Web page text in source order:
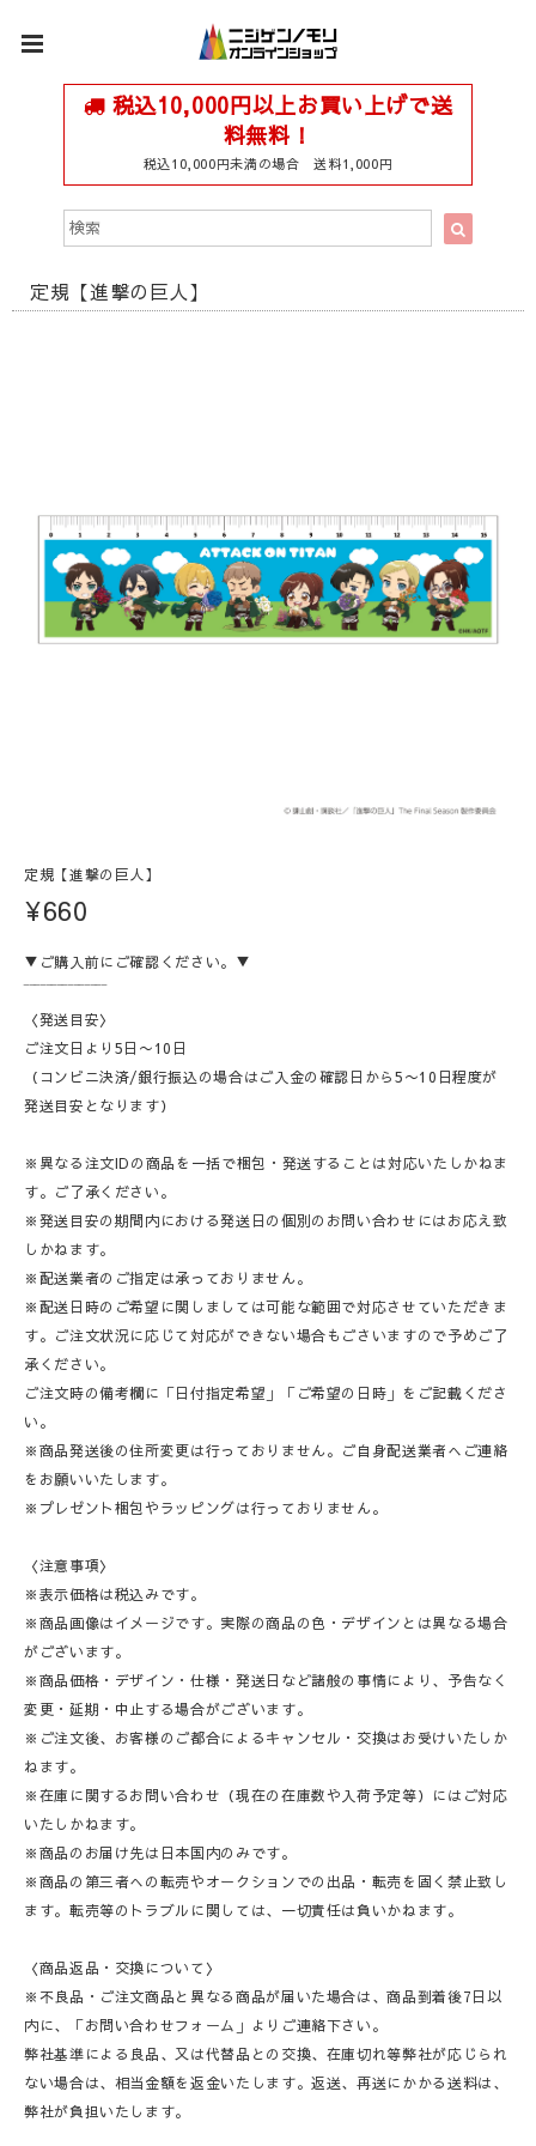
税込10,000円以上お買い上げで送
料無料！
税込10,000円未満の場合 送料1,000円
定規【進撃の巨人】
定規【進撃の巨人】
¥660
▼ご購入前にご確認ください。▼
‾‾‾‾‾‾‾‾‾‾‾‾‾‾‾
〈発送目安〉
ご注文日より5日〜10日
（コンビニ決済/銀行振込の場合はご入金の確認日から5〜10日程度が
発送目安となります）
※異なる注文IDの商品を一括で梱包・発送することは対応いたしかねま
す。ご了承ください。
※発送目安の期間内における発送日の個別のお問い合わせにはお応え致
しかねます。
※配送業者のご指定は承っておりません。
※配送日時のご希望に関しましては可能な範囲で対応させていただきま
す。ご注文状況に応じて対応ができない場合もごさいますので予めご了
承ください。
ご注文時の備考欄に「日付指定希望」「ご希望の日時」をご記載くださ
い。
※商品発送後の住所変更は行っておりません。ご自身配送業者へご連絡
をお願いいたします。
※プレゼント梱包やラッピングは行っておりません。
〈注意事項〉
※表示価格は税込みです。
※商品画像はイメージです。実際の商品の色・デザインとは異なる場合
がございます。
※商品価格・デザイン・仕様・発送日など諸般の事情により、予告なく
変更・延期・中止する場合がございます。
※ご注文後、お客様のご都合によるキャンセル・交換はお受けいたしか
ねます。
※在庫に関するお問い合わせ（現在の在庫数や入荷予定等）にはご対応
いたしかねます。
※商品のお届け先は日本国内のみです。
※商品の第三者への転売やオークションでの出品・転売を固く禁止致し
ます。転売等のトラブルに関しては、一切責任は負いかねます。
〈商品返品・交換について〉
※不良品・ご注文商品と異なる商品が届いた場合は、商品到着後7日以
内に、「お問い合わせフォーム」よりご連絡下さい。
弊社基準による良品、又は代替品との交換、在庫切れ等弊社が応じられ
ない場合は、相当金額を返金いたします。返送、再送にかかる送料は、
弊社が負担いたします。